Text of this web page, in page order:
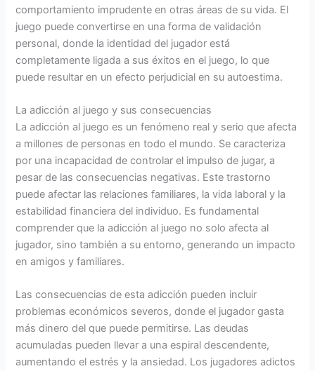
comportamiento imprudente en otras áreas de su vida. El
juego puede convertirse en una forma de validación
personal, donde la identidad del jugador está
completamente ligada a sus éxitos en el juego, lo que
puede resultar en un efecto perjudicial en su autoestima.
La adicción al juego y sus consecuencias
La adicción al juego es un fenómeno real y serio que afecta
a millones de personas en todo el mundo. Se caracteriza
por una incapacidad de controlar el impulso de jugar, a
pesar de las consecuencias negativas. Este trastorno
puede afectar las relaciones familiares, la vida laboral y la
estabilidad financiera del individuo. Es fundamental
comprender que la adicción al juego no solo afecta al
jugador, sino también a su entorno, generando un impacto
en amigos y familiares.
Las consecuencias de esta adicción pueden incluir
problemas económicos severos, donde el jugador gasta
más dinero del que puede permitirse. Las deudas
acumuladas pueden llevar a una espiral descendente,
aumentando el estrés y la ansiedad. Los jugadores adictos